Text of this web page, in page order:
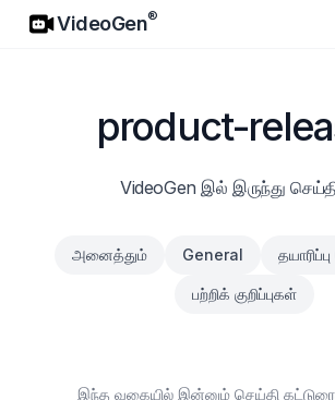
VideoGen
VideoGen®
product-
VideoGen இல் இருந்து
அனைத்தும் General
பற்றிக் குறிப்புகள்
இந்த வகையில் இன்னும் செய்தி